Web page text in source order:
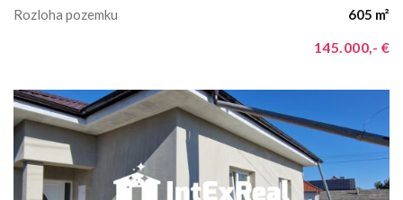
Rozloha pozemku
605 m²
145.000,- €